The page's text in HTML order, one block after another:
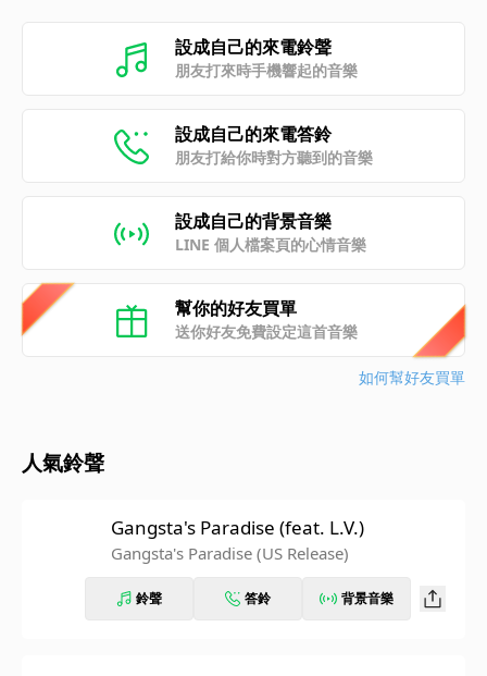
設成自己的來電鈴聲
朋友打來時手機響起的音樂
設成自己的來電答鈴
朋友打給你時對方聽到的音樂
設成自己的背景音樂
LINE 個人檔案頁的心情音樂
幫你的好友買單
送你好友免費設定這首音樂
如何幫好友買單
人氣鈴聲
Gangsta's Paradise (feat. L.V.)
Gangsta's Paradise (US Release)
鈴聲 答鈴 背景音樂